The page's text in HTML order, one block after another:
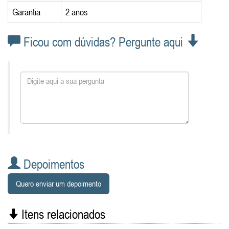
Garantia 2 anos
Ficou com dúvidas? Pergunte aqui
Depoimentos
Quero enviar um depoimento
Itens relacionados